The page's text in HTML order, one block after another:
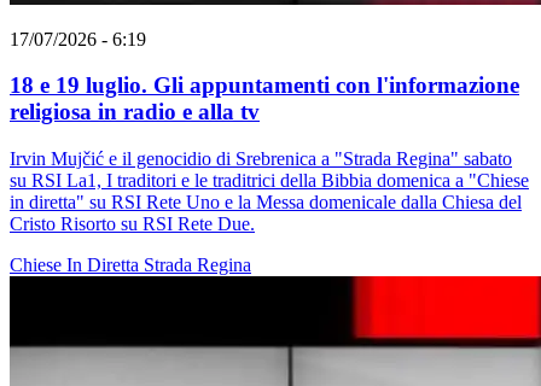
17/07/2026 - 6:19
18 e 19 luglio. Gli appuntamenti con l'informazione
religiosa in radio e alla tv
Irvin Mujčić e il genocidio di Srebrenica a "Strada Regina" sabato
su RSI La1, I traditori e le traditrici della Bibbia domenica a "Chiese
in diretta" su RSI Rete Uno e la Messa domenicale dalla Chiesa del
Cristo Risorto su RSI Rete Due.
Chiese In Diretta Strada Regina